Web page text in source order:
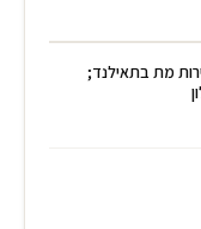
תיירות מת בתאילנד;